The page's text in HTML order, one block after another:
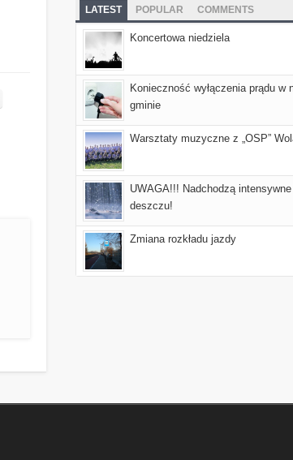
LATEST POPULAR COMMENTS
Koncertowa niedziela
Konieczność wyłączenia prądu w
gminie
Warsztaty muzyczne z „OSP”
UWAGA!!! Nadchodzą
deszczu!
Zmiana rozkładu jazdy